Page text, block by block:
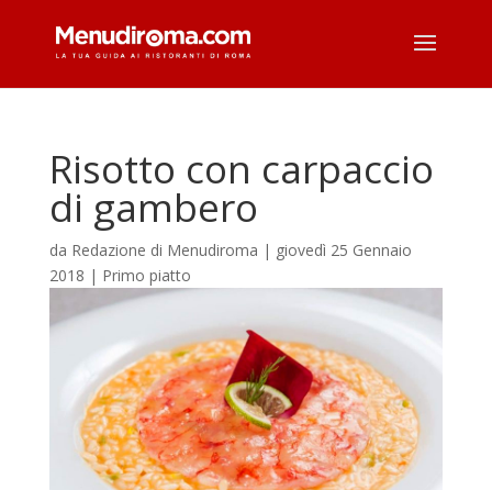
Risotto con carpaccio
di gambero
da Redazione di Menudiroma | giovedì 25 Gennaio
2018 | Primo piatto